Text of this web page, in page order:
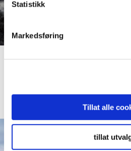
Statistikk
Markedsføring
Tillat alle
tillat
Brages